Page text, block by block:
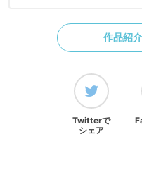
作品紹
Twitterで
シェア